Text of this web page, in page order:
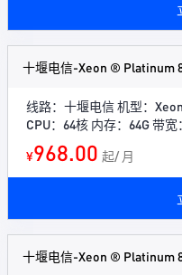
十堰电信-Xeon ® Platinum
线路：十堰电信 机型：
CPU：64核 内存：64G 带
¥968.00 起/ 月
十堰电信-Xeon ® Platinum